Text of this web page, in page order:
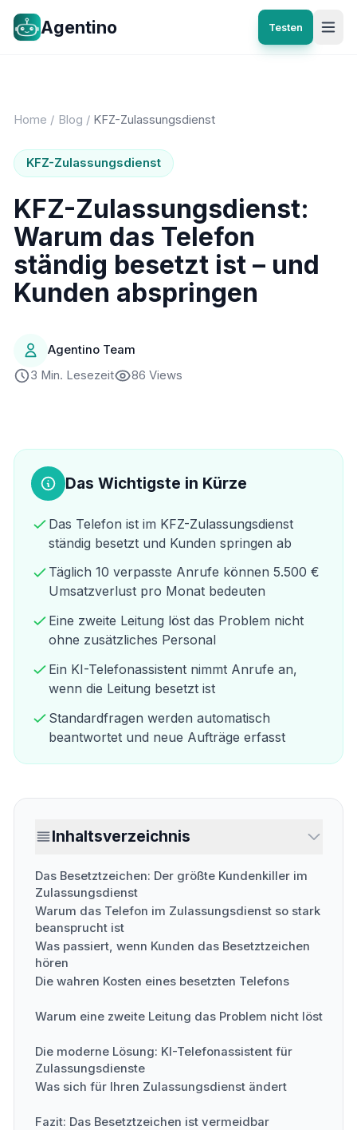
Agentino Testen
Home / Blog / KFZ-Zulassungsdienst
KFZ-Zulassungsdienst
KFZ-Zulassungsdienst:
Warum das Telefon
ständig besetzt ist – und
Kunden abspringen
Agentino Team
3 Min. Lesezeit
86 Views
Das Wichtigste in Kürze
Das Telefon ist im KFZ-Zulassungsdienst
ständig besetzt und Kunden springen ab
Täglich 10 verpasste Anrufe können 5.500 €
Umsatzverlust pro Monat bedeuten
Eine zweite Leitung löst das Problem nicht
ohne zusätzliches Personal
Ein KI-Telefonassistent nimmt Anrufe an,
wenn die Leitung besetzt ist
Standardfragen werden automatisch
beantwortet und neue Aufträge erfasst
Inhaltsverzeichnis
Das Besetztzeichen: Der größte Kundenkiller im
Zulassungsdienst
Warum das Telefon im Zulassungsdienst so stark
beansprucht ist
Was passiert, wenn Kunden das Besetztzeichen
hören
Die wahren Kosten eines besetzten Telefons
Warum eine zweite Leitung das Problem nicht löst
Die moderne Lösung: KI-Telefonassistent für
Zulassungsdienste
Was sich für Ihren Zulassungsdienst ändert
Fazit: Das Besetztzeichen ist vermeidbar